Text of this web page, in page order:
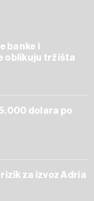
banke i
oblikuju tržišta
dolara po
za izvoz Adria